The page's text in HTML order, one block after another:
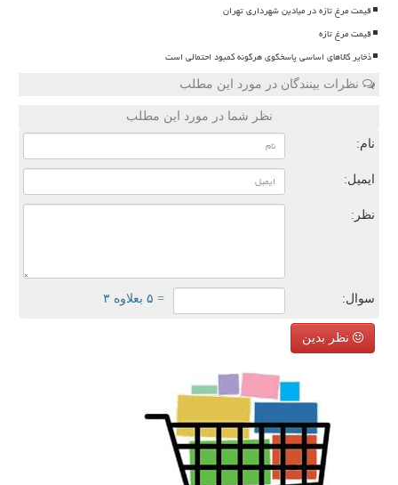
قیمت مرغ تازه در میادین شهرداری تهران
قیمت مرغ تازه
ذخایر کالاهای اساسی پاسخگوی هرگونه کمبود احتمالی است
نظرات بینندگان در مورد این مطلب
نظر شما در مورد این مطلب
نام:
ایمیل:
نظر:
سوال: = ۵ بعلاوه ۳
نظر بدین